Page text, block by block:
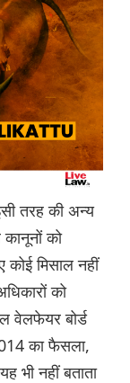
तरह की अन्य
को
मिसाल नहीं
को
वेलफेयर बोर्ड
का फैसला,
भी नहीं बताता